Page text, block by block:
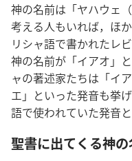
神の名前は「ヤハウェ
考える人もいれば，ほ
リシャ語で書かれたレ
神の名前が「イアオ」
ャの著述家たちは「イ
エ」といった発音も挙
語で使われていた発音
聖書に出てくる神